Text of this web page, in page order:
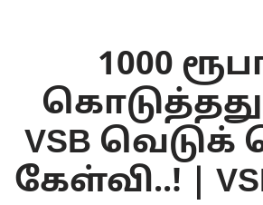
1000
கொடுத்தது
VSB வெடுக்
கேள்வி..! |